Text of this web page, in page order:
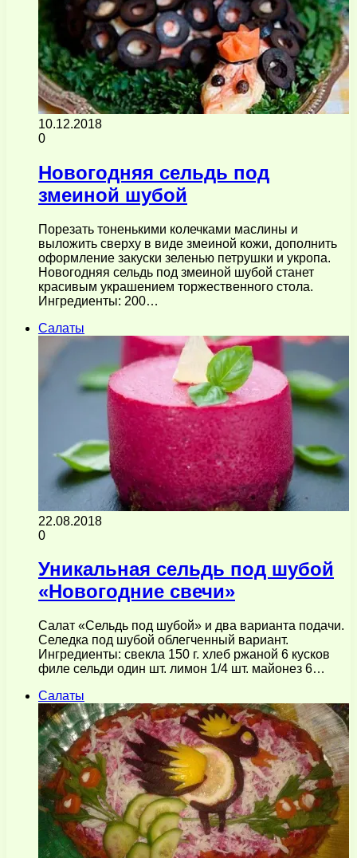
10.12.2018
0
Новогодняя сельдь под
змеиной шубой
Порезать тоненькими колечками маслины и
выложить сверху в виде змеиной кожи, дополнить
оформление закуски зеленью петрушки и укропа.
Новогодняя сельдь под змеиной шубой станет
красивым украшением торжественного стола.
Ингредиенты: 200…
Салаты
22.08.2018
0
Уникальная сельдь под шубой
«Новогодние свечи»
Салат «Сельдь под шубой» и два варианта подачи.
Селедка под шубой облегченный вариант.
Ингредиенты: свекла 150 г. хлеб ржаной 6 кусков
филе сельди один шт. лимон 1/4 шт. майонез 6…
Салаты